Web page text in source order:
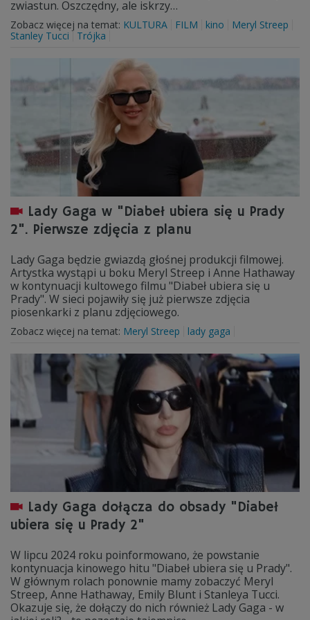
zwiastun. Oszczędny, ale iskrzy…
Zobacz więcej na temat: KULTURA FILM kino
Meryl Streep
Stanley Tucci
Trójka
Lady Gaga w "Diabeł ubiera się u Prady
2". Pierwsze zdjęcia z planu
Lady Gaga będzie gwiazdą głośnej produkcji filmowej.
Artystka wystąpi u boku Meryl Streep i Anne Hathaway
w kontynuacji kultowego filmu "Diabeł ubiera się u
Prady". W sieci pojawiły się już pierwsze zdjęcia
piosenkarki z planu zdjęciowego.
Zobacz więcej na temat: Meryl Streep lady gaga
Lady Gaga dołącza do obsady "Diabeł
ubiera się u Prady 2"
W lipcu 2024 roku poinformowano, że powstanie
kontynuacja kinowego hitu "Diabeł ubiera się u Prady".
W głównym rolach ponownie mamy zobaczyć Meryl
Streep, Anne Hathaway, Emily Blunt i Stanleya Tucci.
Okazuje się, że dołączy do nich również Lady Gaga - w